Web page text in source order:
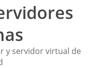
y servidor virtual de